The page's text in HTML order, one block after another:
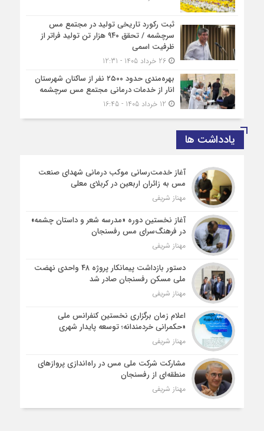
ثبت رکورد تاریخی تولید در مجتمع مس
سرچشمه / تحقق ۹۴۰ هزار تن تولید فراتر از
ظرفیت اسمی
26 خرداد 1405 - 12:31
بهره‌مندی حدود ۲۵۰۰‌ نفر از ساکنان شهرستان
انار از خدمات درمانی مجتمع مس سرچشمه
یادداشت ها
آغاز خدمت‌رسانی موکب درمانی شهدای صنعت
مس به زائران اربعین در کربلای معلی
مهناز شریفی
آغاز نخستین دوره «مدرسه شعر و داستان چشمه»
در فرهنگ‌سرای مس رفسنجان
مهناز شریفی
دستور بازداشت پیمانکار پروژه ۴۸ واحدی نهضت
ملی مسکن رفسنجان صادر شد
مهناز شریفی
اعلام زمان برگزاری نخستین کنفرانس ملی
«حکمرانی خردمندانه؛ توسعه پایدار شهری
مهناز شریفی
مشارکت شرکت ملی مس در راه‌اندازی پروازهای
منطقه‌ای از رفسنجان
مهناز شریفی